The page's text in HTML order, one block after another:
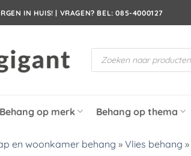
IN HUIS! | VRAGEN? BEL: 085-4000127
Producten
zoeken
Behang op merk Behang op thema
en woonkamer behang » Vlies behang »